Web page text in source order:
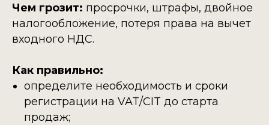
Чем грозит: просрочки, штрафы, двойное
налогообложение, потеря права на вычет
входного НДС.
Как правильно:
определите необходимость и сроки
регистрации на VAT/CIT до старта
продаж;